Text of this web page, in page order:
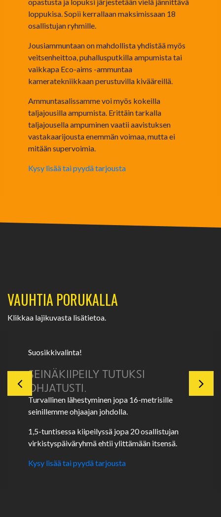
loppukisa. Sopii kerrallaan maksimissaan 18
osallistujan ryhmille.
Jousiammuntaan on mahdollista yhdistää myös
veitsenheittoa, puhallusputkilla ampumista tai
vaikkapa Eco-aims -ammuntaa
kameratekniikkaan perustuvilla kivääreillä.
Ammuntasalissamme voi myös kokeilla
taljajousilla ampumista. Erittäin tarkalla
taljajousella ampuminen vaatii aavistuksen
vastakaarijousta enemmän voimaa, mutta ei
mitään supervoimia.
Kysy lisää tai pyydä tarjousta
VAUHTIA PORUKALLA
Klikkaa lajikuvasta lisätietoa.
Suosikkivalinta!
SEINÄKIIPEILY TUTUKSI
OHJATUSTI.
Turvallinen lähestyminen jopa 16-metrisille
seinillemme ohjaajan johdolla.
1,5-tuntisessa kiipeilyssä jopa 20 osallistujan
virkistyspäiväryhmä ehtii ylittämään itsensä.
Kysy lisää tai pyydä tarjousta